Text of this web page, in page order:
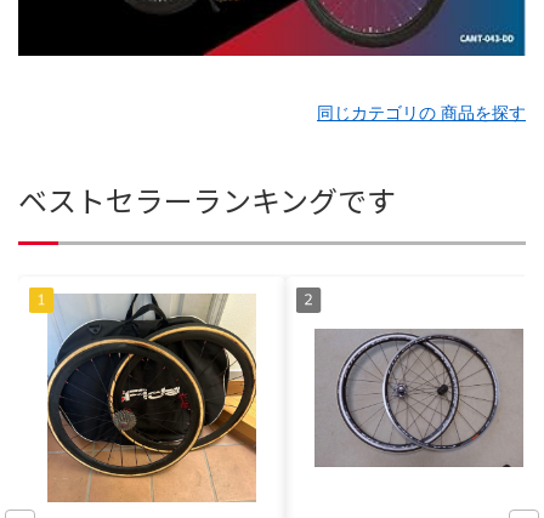
同じカテゴリの 商品を探す
ベストセラーランキングです